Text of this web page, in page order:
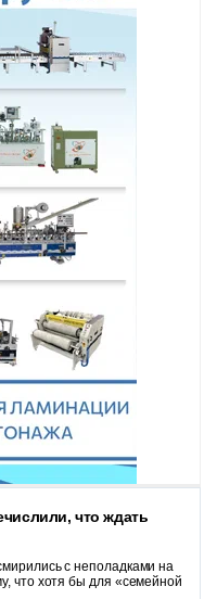
что ждать
с неполадками на
что хотя бы для «семейной